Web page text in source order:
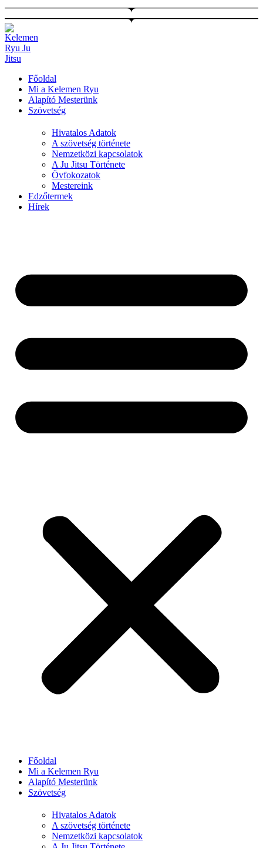
Ugrás
a
tartalomhoz
Főoldal
Mi a Kelemen Ryu
Alapító Mesterünk
Szövetség
Hivatalos Adatok
A szövetség története
Nemzetközi kapcsolatok
A Ju Jitsu Története
Övfokozatok
Mestereink
Edzőtermek
Hírek
Főoldal
Mi a Kelemen Ryu
Alapító Mesterünk
Szövetség
Hivatalos Adatok
A szövetség története
Nemzetközi kapcsolatok